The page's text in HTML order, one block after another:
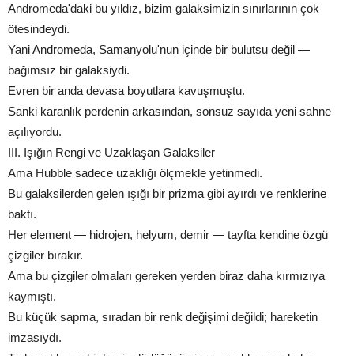
Andromeda'daki bu yıldız, bizim galaksimizin sınırlarının çok
ötesindeydi.
Yani Andromeda, Samanyolu'nun içinde bir bulutsu değil —
bağımsız bir galaksiydi.
Evren bir anda devasa boyutlara kavuşmuştu.
Sanki karanlık perdenin arkasından, sonsuz sayıda yeni sahne
açılıyordu.
III. Işığın Rengi ve Uzaklaşan Galaksiler
Ama Hubble sadece uzaklığı ölçmekle yetinmedi.
Bu galaksilerden gelen ışığı bir prizma gibi ayırdı ve renklerine
baktı.
Her element — hidrojen, helyum, demir — tayfta kendine özgü
çizgiler bırakır.
Ama bu çizgiler olmaları gereken yerden biraz daha kırmızıya
kaymıştı.
Bu küçük sapma, sıradan bir renk değişimi değildi; hareketin
imzasıydı.